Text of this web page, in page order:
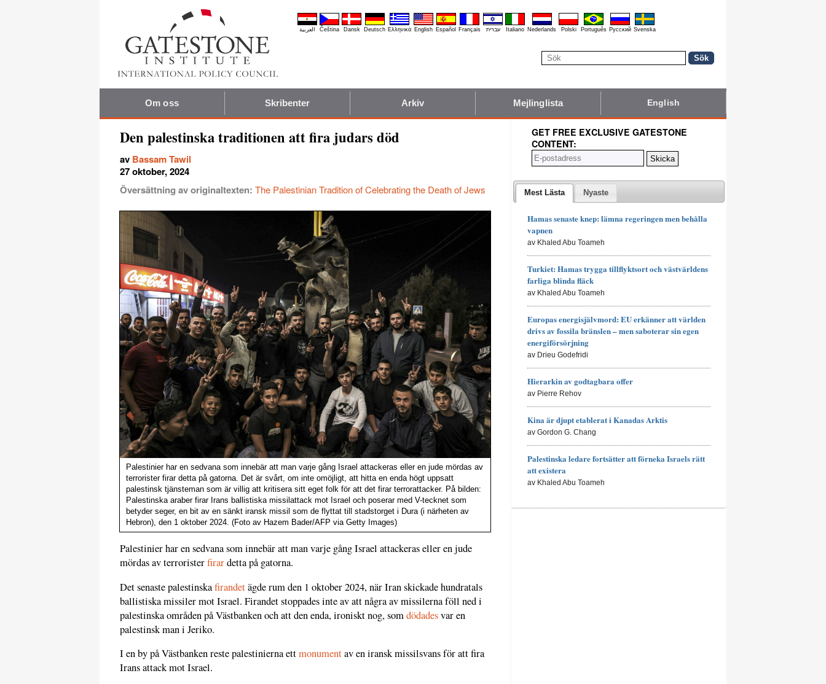
العربية Čeština Dansk Deutsch Ελληνικά English Español Français עברית Italiano Nederlands Polski Português Pyccĸий Svenska
Om oss Skribenter Arkiv Mejlinglista English
Den palestinska traditionen att fira judars död
av Bassam Tawil
27 oktober, 2024
Översättning av originaltexten: The Palestinian Tradition of Celebrating the Death of Jews
Palestinier har en sedvana som innebär att man varje gång Israel attackeras eller en jude mördas av
terrorister firar detta på gatorna. Det är svårt, om inte omöjligt, att hitta en enda högt uppsatt
palestinsk tjänsteman som är villig att kritisera sitt eget folk för att det firar terrorattacker. På bilden:
Palestinska araber firar Irans ballistiska missilattack mot Israel och poserar med V-tecknet som
betyder seger, en bit av en sänkt iransk missil som de flyttat till stadstorget i Dura (i närheten av
Hebron), den 1 oktober 2024. (Foto av Hazem Bader/AFP via Getty Images)
Palestinier har en sedvana som innebär att man varje gång Israel attackeras eller en jude
mördas av terroristerfirardetta på gatorna.
Det senaste palestinskafirandetägde rum den 1 oktober 2024, när Iran skickade hundratals
ballistiska missiler mot Israel. Firandet stoppades inte av att några av missilerna föll ned i
palestinska områden på Västbanken och att den enda, ironiskt nog, somdödadesvar en
palestinsk man i Jeriko.
I en by på Västbanken reste palestinierna ettmonumentav en iransk missilsvans för att fira
Irans attack mot Israel.
GET FREE EXCLUSIVE GATESTONE
CONTENT:
Mest Lästa Nyaste
Hamas senaste knep: lämna regeringen men behålla
vapnen
av Khaled Abu Toameh
Turkiet: Hamas trygga tillflyktsort och västvärldens
farliga blinda fläck
av Khaled Abu Toameh
Europas energisjälvmord: EU erkänner att världen
drivs av fossila bränslen – men saboterar sin egen
energiförsörjning
av Drieu Godefridi
Hierarkin av godtagbara offer
av Pierre Rehov
Kina är djupt etablerat i Kanadas Arktis
av Gordon G. Chang
Palestinska ledare fortsätter att förneka Israels rätt
att existera
av Khaled Abu Toameh